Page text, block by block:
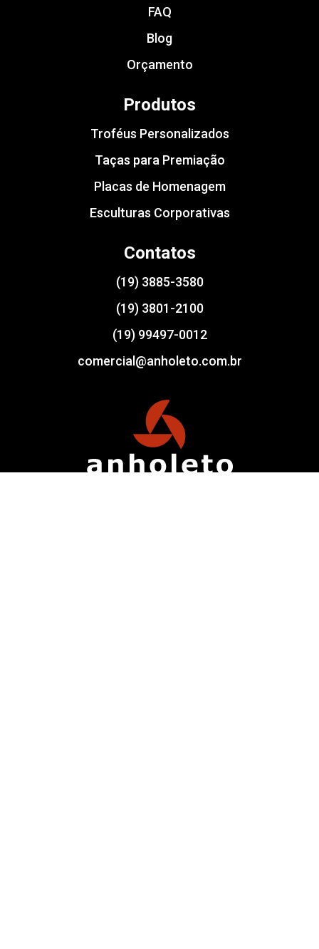
FAQ
Blog
Orçamento
Produtos
Troféus Personalizados
Taças para Premiação
Placas de Homenagem
Esculturas Corporativas
Contatos
(19) 3885-3580
(19) 3801-2100
(19) 99497-0012
comercial@anholeto.com.br